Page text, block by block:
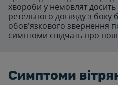
хвороби у немовлят досить
ретельного догляду з боку
обов'язкового звернення
симптоми свідчать про
Симптоми